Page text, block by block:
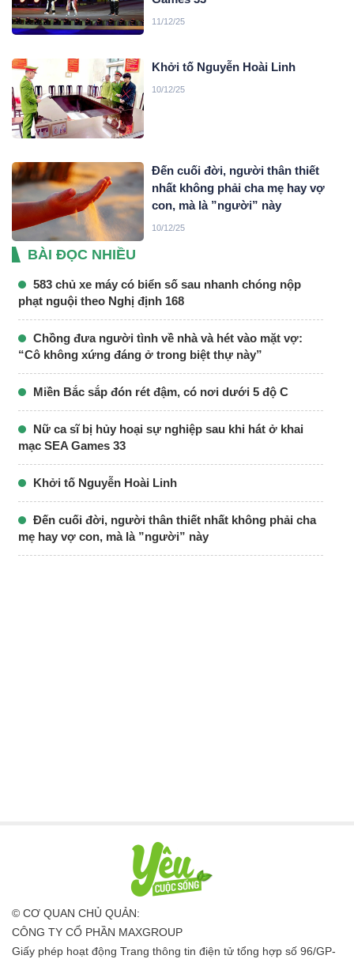
11/12/25
Khởi tố Nguyễn Hoài Linh
10/12/25
Đến cuối đời, người thân thiết
nhất không phải cha mẹ hay vợ
con, mà là ”người” này
10/12/25
BÀI ĐỌC NHIỀU
583 chủ xe máy có biển số sau nhanh chóng nộp
phạt nguội theo Nghị định 168
Chồng đưa người tình về nhà và hét vào mặt vợ:
“Cô không xứng đáng ở trong biệt thự này”
Miền Bắc sắp đón rét đậm, có nơi dưới 5 độ C
Nữ ca sĩ bị hủy hoại sự nghiệp sau khi hát ở khai
mạc SEA Games 33
Khởi tố Nguyễn Hoài Linh
Đến cuối đời, người thân thiết nhất không phải cha
mẹ hay vợ con, mà là ”người” này
© CƠ QUAN CHỦ QUẢN:
CÔNG TY CỔ PHẦN MAXGROUP
Giấy phép hoạt động Trang thông tin điện tử tổng hợp số 96/GP-